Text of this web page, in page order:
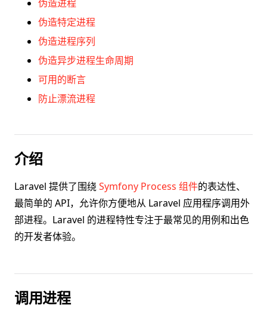
伪造进程
伪造特定进程
伪造进程序列
伪造异步进程生命周期
可用的断言
防止漂流进程
介绍
Laravel 提供了围绕Symfony Process 组件的表达性、
最简单的 API，允许你方便地从 Laravel 应用程序调用外
部进程。Laravel 的进程特性专注于最常见的用例和出色
的开发者体验。
调用进程